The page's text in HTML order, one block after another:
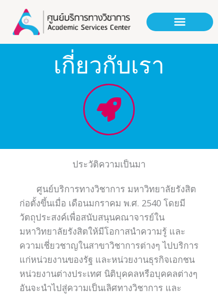
content
เกี่ยวกับเรา
ประวัติความเป็นมา
ศูนย์บริการทางวิชาการ มหาวิทยาลัยรังสิต
ก่อตั้งขึ้นเมื่อ เดือนมกราคม พ.ศ. 2540 โดยมี
วัตถุประสงค์เพื่อสนับสนุนคณาจารย์ใน
มหาวิทยาลัยรังสิตให้มีโอกาสนำความรู้ และ
ความเชี่ยวชาญในสาขาวิชาการต่างๆ ไปบริการ
แก่หน่วยงานของรัฐ และหน่วยงานธุรกิจเอกชน
หน่วยงานต่างประเทศ นิติบุคคลหรือบุคคลต่างๆ
อันจะนำไปสู่ความเป็นเลิศทางวิชาการ และ